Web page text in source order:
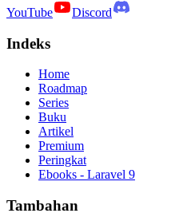
YouTube Discord
Indeks
Home
Roadmap
Series
Buku
Artikel
Premium
Peringkat
Ebooks - Laravel 9
Tambahan